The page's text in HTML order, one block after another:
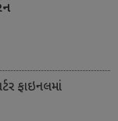
ફાઇનલમાં